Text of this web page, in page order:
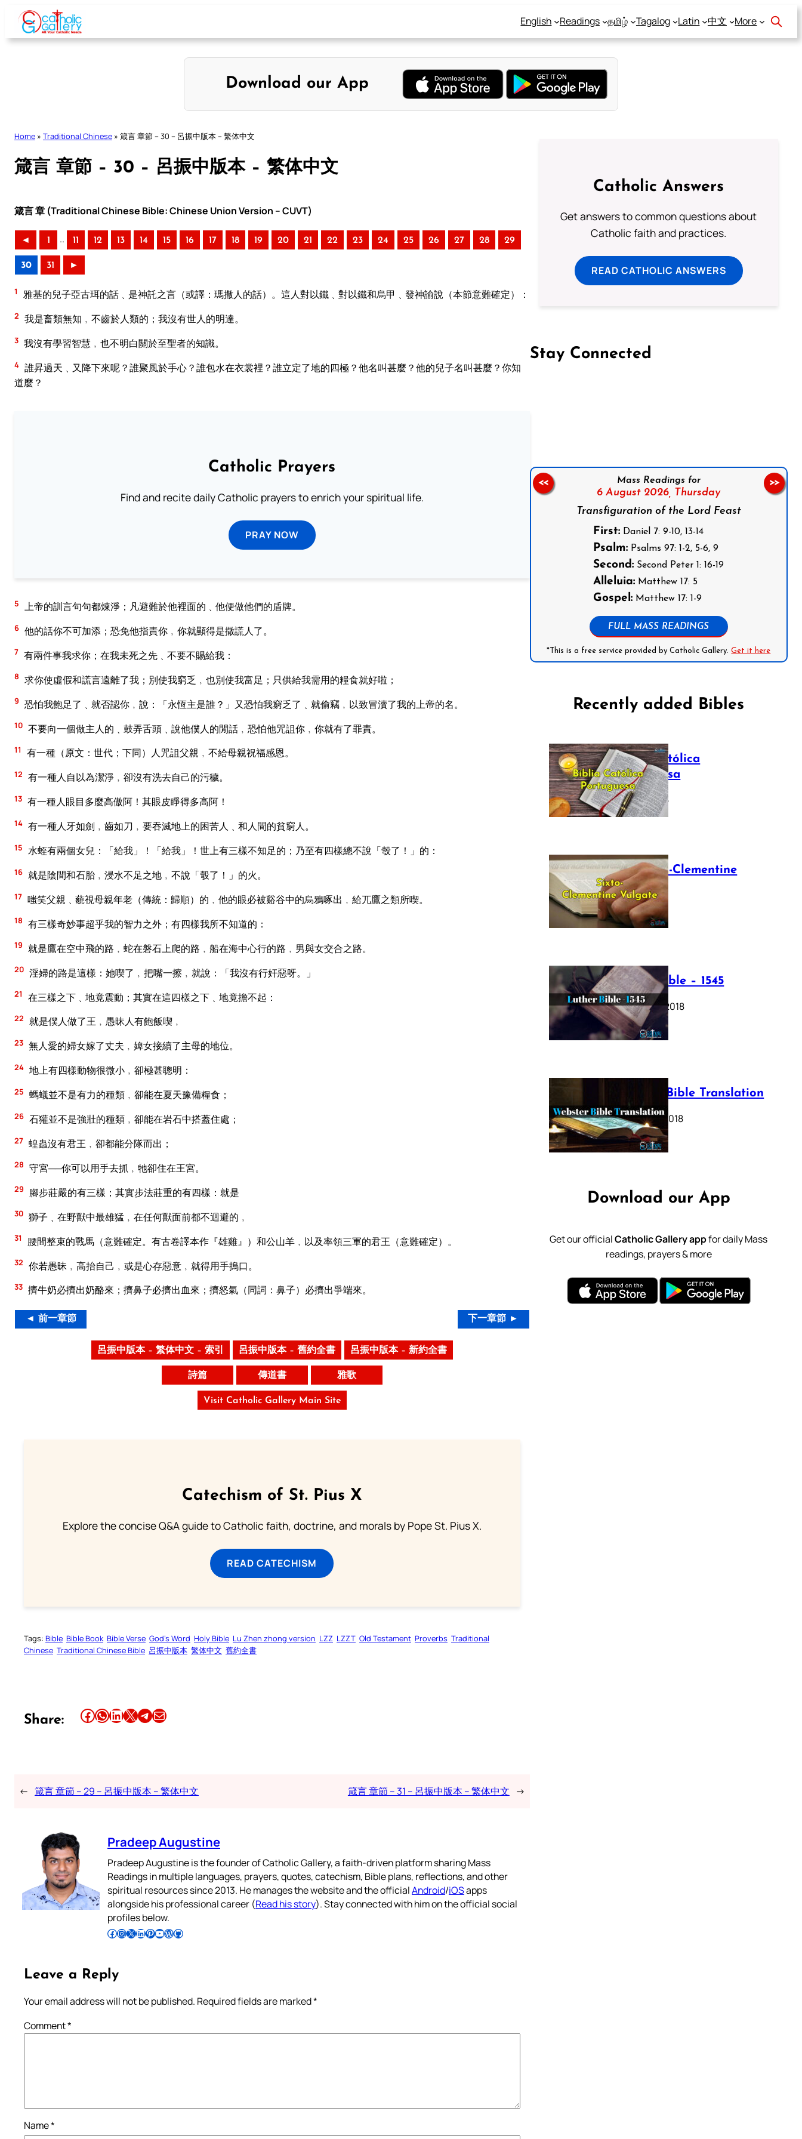
Skip
content
English Readings தமிழ் Tagalog Latin 中文 More
Download our App
Home » Traditional Chinese » 箴言 章節 – 30 – 呂振中版本 – 繁体中文
箴言 章節 – 30 – 呂振中版本 – 繁体中文
箴言 章 (Traditional Chinese Bible: Chinese Union Version – CUVT)
◄ 1 .. 11 12 13 14 15 16 17 18 19 20 21 22 23 24 25 26 27 28 29
30 31 ►
1 雅基的兒子亞古珥的話﹑是神託之言（或譯：瑪撒人的話）。這人對以鐵﹑對以鐵和烏甲﹑發神諭說（本節意難確定）：
2 我是畜類無知﹐不齒於人類的；我沒有世人的明達。
3 我沒有學習智慧﹐也不明白關於至聖者的知識。
4 誰昇過天﹑又降下來呢？誰聚風於手心？誰包水在衣裳裡？誰立定了地的四極？他名叫甚麼？他的兒子名叫甚麼？你知
道麼？
Catholic Prayers
Find and recite daily Catholic prayers to enrich your spiritual life.
PRAY NOW
5 上帝的訓言句句都煉淨；凡避難於他裡面的﹑他便做他們的盾牌。
6 他的話你不可加添；恐免他指責你﹐你就顯得是撒謊人了。
7 有兩件事我求你；在我未死之先﹑不要不賜給我：
8 求你使虛假和謊言遠離了我；別使我窮乏﹐也別使我富足；只供給我需用的糧食就好啦；
9 恐怕我飽足了﹑就否認你﹐說：「永恆主是誰？」又恐怕我窮乏了﹑就偷竊﹐以致冒瀆了我的上帝的名。
10 不要向一個做主人的﹑鼓弄舌頭﹑說他僕人的閒話﹐恐怕他咒詛你﹐你就有了罪責。
11 有一種（原文：世代；下同）人咒詛父親﹐不給母親祝福感恩。
12 有一種人自以為潔淨﹐卻沒有洗去自己的污穢。
13 有一種人眼目多麼高傲阿！其眼皮睜得多高阿！
14 有一種人牙如劍﹐齒如刀﹐要吞滅地上的困苦人﹑和人間的貧窮人。
15 水蛭有兩個女兒：「給我」！「給我」！世上有三樣不知足的；乃至有四樣總不說「彀了！」的：
16 就是陰間和石胎﹐浸水不足之地﹐不說「彀了！」的火。
17 嗤笑父親﹑藐視母親年老（傳統：歸順）的﹐他的眼必被谿谷中的烏鴉啄出﹐給兀鷹之類所喫。
18 有三樣奇妙事超乎我的智力之外；有四樣我所不知道的：
19 就是鷹在空中飛的路﹐蛇在磐石上爬的路﹐船在海中心行的路﹐男與女交合之路。
20 淫婦的路是這樣：她喫了﹐把嘴一擦﹐就說：「我沒有行奸惡呀。」
21 在三樣之下﹑地竟震動；其實在這四樣之下﹑地竟擔不起：
22 就是僕人做了王﹐愚昧人有飽飯喫﹐
23 無人愛的婦女嫁了丈夫﹐婢女接續了主母的地位。
24 地上有四樣動物很微小﹐卻極甚聰明：
25 螞蟻並不是有力的種類﹐卻能在夏天豫備糧食；
26 石獾並不是強壯的種類﹐卻能在岩石中搭蓋住處；
27 蝗蟲沒有君王﹐卻都能分隊而出；
28 守宮──你可以用手去抓﹐牠卻住在王宮。
29 腳步莊嚴的有三樣；其實步法莊重的有四樣：就是
30 獅子﹑在野獸中最雄猛﹐在任何獸面前都不迴避的﹐
31 腰間整束的戰馬（意難確定。有古卷譯本作『雄雞』）和公山羊﹐以及率領三軍的君王（意難確定）。
32 你若愚昧﹐高抬自己﹐或是心存惡意﹐就得用手摀口。
33 擠牛奶必擠出奶酪來；擠鼻子必擠出血來；擠怒氣（同詞：鼻子）必擠出爭端來。
◄ 前一章節 下一章節 ►
呂振中版本 – 繁体中文 – 索引 呂振中版本 – 舊約全書 呂振中版本 – 新約全書
詩篇 傳道書 雅歌
Visit Catholic Gallery Main Site
Catechism of St. Pius X
Explore the concise Q&A guide to Catholic faith, doctrine, and morals by Pope St. Pius X.
READ CATECHISM
Tags: Bible Bible Book Bible Verse God’s Word Holy Bible Lu Zhen zhong version LZZ LZZT Old Testament Proverbs Traditional
Chinese Traditional Chinese Bible 呂振中版本 繁体中文 舊約全書
Share: Share this article on Facebook Share this article on WhatsApp Share this article on LinkedIn Share this article on X Share this article on TelegramEmail this Article
← 箴言 章節 – 29 – 呂振中版本 – 繁体中文 箴言 章節 – 31 – 呂振中版本 – 繁体中文 →
Pradeep Augustine
Pradeep Augustine is the founder of Catholic Gallery, a faith-driven platform sharing Mass
Readings in multiple languages, prayers, quotes, catechism, Bible plans, reflections, and other
spiritual resources since 2013. He manages the website and the officialAndroid/iOSapps
alongside his professional career (Read his story). Stay connected with him on the official social
profiles below.
Follow Pradeep on Facebook Follow Pradeep on InstagramFollow Pradeep on X Follow Pradeep on LinkedIn Follow Pradeep on Pinterest Subscribe to Pradeep’s Youtube Channel Follow Pradeep on WordPress Follow Pradeep on GitHub
Leave a Reply
Your email address will not be published. Required fields are marked*
Comment*
Name*
Catholic Answers
Get answers to common questions about
Catholic faith and practices.
READ CATHOLIC ANSWERS
Stay Connected
Mass Readings for
6 August 2026, Thursday
Transfiguration of the Lord Feast
First: Daniel 7: 9-10, 13-14
Psalm: Psalms 97: 1-2, 5-6, 9
Second: Second Peter 1: 16-19
Alleluia: Matthew 17: 5
Gospel: Matthew 17: 1-9
FULL MASS READINGS
*This is a free service provided by Catholic Gallery.Get it here
<< >>
Recently added Bibles
Bíblia Católica
Portuguesa
July 16, 2025
The Sixto-Clementine
Vulgate
July 12, 2025
Luther Bible – 1545
October 17, 2018
Webster Bible Translation
October 11, 2018
Download our App
Get our officialCatholic Gallery appfor daily Mass
readings, prayers & more